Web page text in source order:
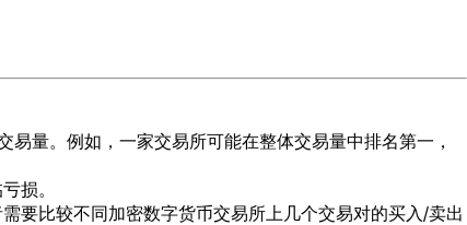
量。例如，一家交易所可能在整体交易量中排名第一，
损。
要比较不同加密数字货币交易所上几个交易对的买入/卖出